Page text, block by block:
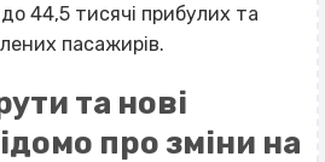
44,5 тисячі прибулих та
пасажирів.
та нові
про зміни на